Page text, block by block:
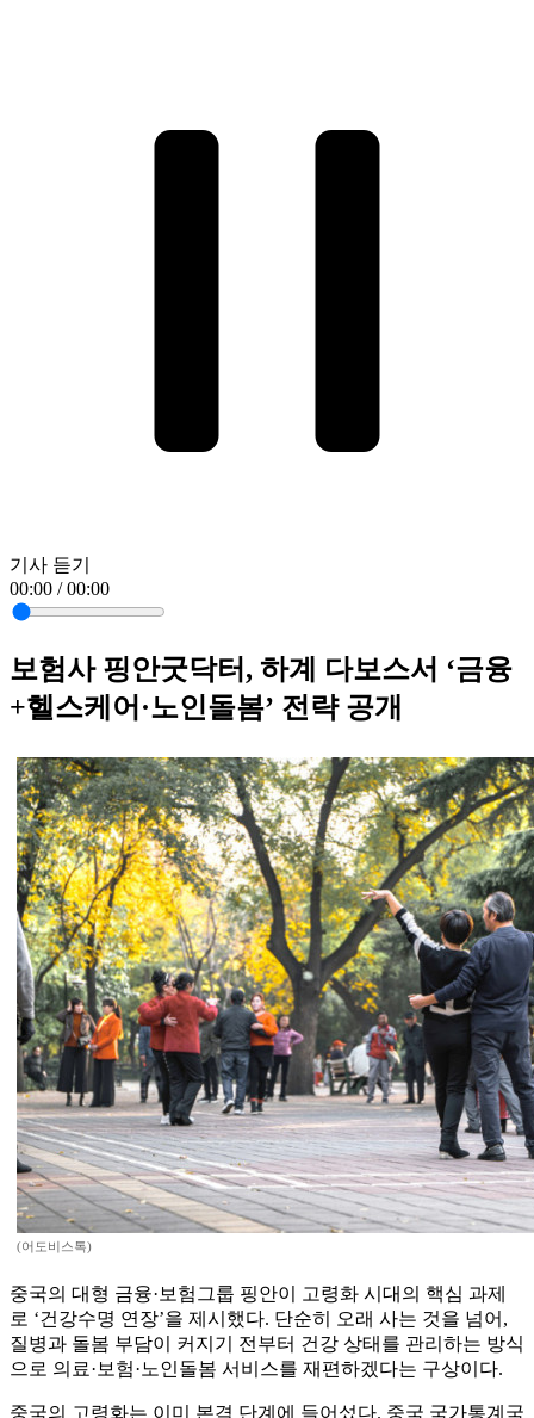
기사 듣기
00:00 / 00:00
보험사 핑안굿닥터, 하계 다보스서 ‘금융
+헬스케어·노인돌봄’ 전략 공개
(어도비스톡)
중국의 대형 금융·보험그룹 핑안이 고령화 시대의 핵심 과제
로 ‘건강수명 연장’을 제시했다. 단순히 오래 사는 것을 넘어,
질병과 돌봄 부담이 커지기 전부터 건강 상태를 관리하는 방식
으로 의료·보험·노인돌봄 서비스를 재편하겠다는 구상이다.
중국의 고령화는 이미 본격 단계에 들어섰다. 중국 국가통계국